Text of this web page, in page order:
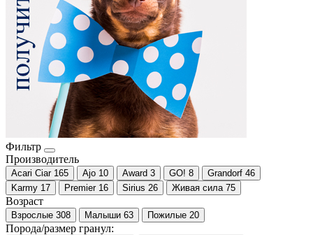
Фильтр
Производитель
Acari Ciar 165 Ajo 10 Award 3 GO! 8 Grandorf 46
Karmy 17 Premier 16 Sirius 26 Живая сила 75
Возраст
Взрослые 308 Малыши 63 Пожилые 20
Порода/размер гранул: